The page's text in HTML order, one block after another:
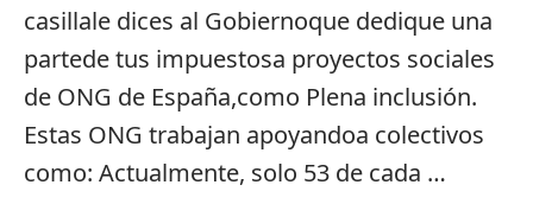
casillale dices al Gobiernoque dedique una
partede tus impuestosa proyectos sociales
de ONG de España,como Plena inclusión.
Estas ONG trabajan apoyandoa colectivos
como: Actualmente, solo 53 de cada …